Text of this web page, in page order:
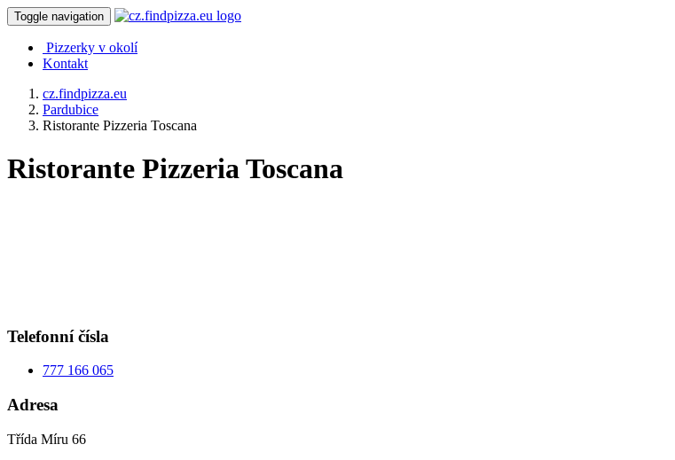
Toggle navigation
Pizzerky v okolí
Kontakt
cz.findpizza.eu
Pardubice
Ristorante Pizzeria Toscana
Ristorante Pizzeria Toscana
Telefonní čísla
777 166 065
Adresa
Třída Míru 66